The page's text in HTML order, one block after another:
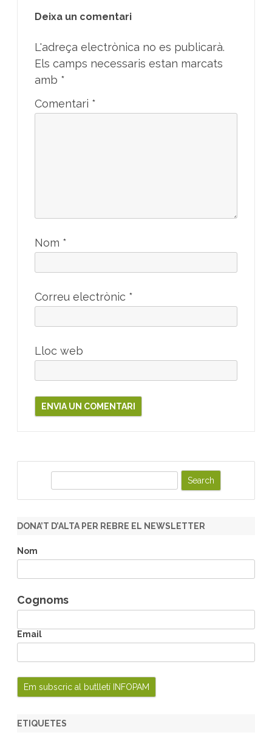
Deixa un comentari
L'adreça electrònica no es publicarà.
Els camps necessaris estan marcats
amb *
Comentari *
Nom *
Correu electrònic *
Lloc web
r
h
DONA’T D’ALTA PER REBRE EL NEWSLETTER
Nom
Cognoms
Email
ETIQUETES